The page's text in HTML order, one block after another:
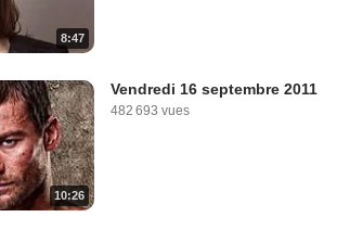
8:47
10:26
Vendredi 16 septembre 2011
482 693 vues